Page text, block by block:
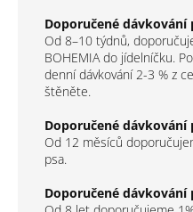
Doporučené dávkování
Od 8–10 týdnů,
BOHEMIA do jídelníčku.
denní dávkování 2-3 % z
štěněte.
Doporučené dávkování
Od 12 měsíců
psa.
Doporučené dávkování